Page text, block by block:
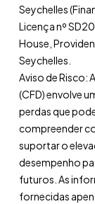
Seychelles
Licença nº
House,
Seychelles.
Aviso de Risco:
(CFD) envolve
perdas que
compreender
suportar o
desempenho
futuros. As
fornecidas